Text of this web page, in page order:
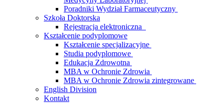
Poradniki Wydział Farmaceutyczny
Szkoła Doktorska
Rejestracja elektroniczna
Kształcenie podyplomowe
Kształcenie specjalizacyjne
Studia podyplomowe
Edukacja Zdrowotna
MBA w Ochronie Zdrowia
MBA w Ochronie Zdrowia zintegrowane
English Division
Kontakt